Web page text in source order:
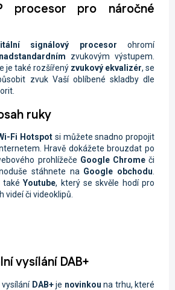
procesor pro náročné
signálový procesorohromí
nadstandardním zvukovým výstupem.
je také rozšířený zvukový ekvalizér, se
zvuk Vaší oblíbené skladby dle
ruky
Fi Hotspot si můžete snadno propojit
Hravě dokážete brouzdat po
prohlížeče Google Chromeči
stáhnete na Google obchodu.
takéYoutube, který se skvěle hodí pro
videí či videoklipů.
vysílání DAB+
vysílání DAB+je novinkou na trhu, které